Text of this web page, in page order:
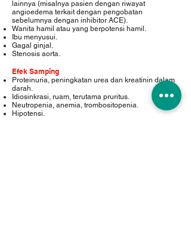
lainnya (misalnya pasien dengan riwayat
angioedema terkait dengan pengobatan
sebelumnya dengan inhibitor ACE).
Wanita hamil atau yang berpotensi hamil.
Ibu menyusui.
Gagal ginjal.
Stenosis aorta.
Efek Samping
Proteinuria, peningkatan urea dan kreatinin dalam
darah.
Idiosinkrasi, ruam, terutama pruritus.
Neutropenia, anemia, trombositopenia.
Hipotensi.